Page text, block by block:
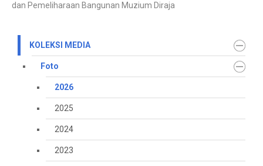
dan Pemeliharaan Bangunan Muzium Diraja
KOLEKSI MEDIA
Foto
2026
2025
2024
2023